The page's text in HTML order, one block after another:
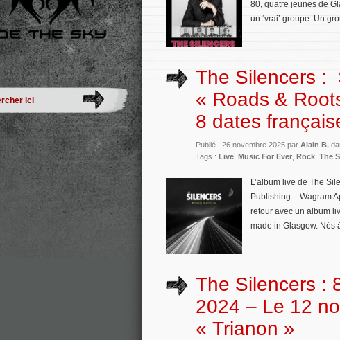
80, quatre jeunes de
un ‘vrai’ groupe. Un
The Silencers :
« Roads &
8 dates
Publié : 26 novembre 2025 par Alain B.
Tags : Live Music For Ever Rock The
L’album live de The
Publishing – Wagram
retour avec un album
made in Glasgow. Nés
The Silencers :
2024 – Le 12
« Trianon »